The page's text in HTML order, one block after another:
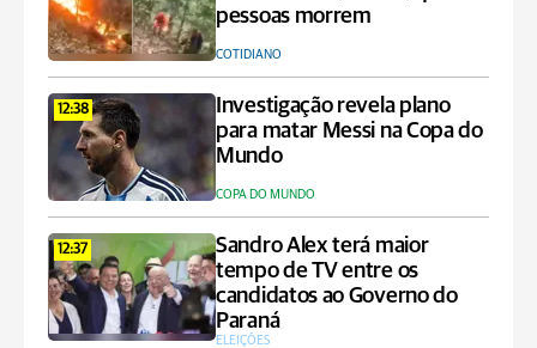
pessoas morrem
COTIDIANO
12:38
Investigação revela plano
para matar Messi na Copa do
Mundo
COPA DO MUNDO
12:37
Sandro Alex terá maior
tempo de TV entre os
candidatos ao Governo do
Paraná
ELEIÇÕES